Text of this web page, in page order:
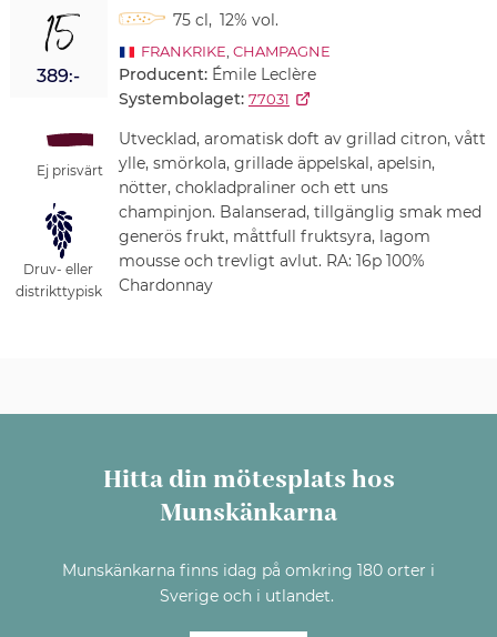
15
389:-
Ej prisvärt
Druv- eller
distrikttypisk
75 cl, 12% vol.
FRANKRIKE CHAMPAGNE
Producent: Émile Leclère
Systembolaget: 77031
Utvecklad, aromatisk doft av grillad citron, vått
ylle, smörkola, grillade äppelskal, apelsin,
nötter, chokladpraliner och ett uns
champinjon. Balanserad, tillgänglig smak med
generös frukt, måttfull fruktsyra, lagom
mousse och trevligt avlut. RA: 16p 100%
Chardonnay
Hitta din mötesplats hos
Munskänkarna
Munskänkarna finns idag på omkring 180 orter i
Sverige och i utlandet.